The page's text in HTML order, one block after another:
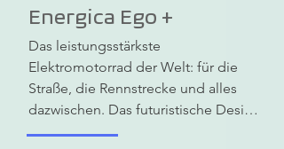
Energica Ego +
Das leistungsstärkste
Elektromotorrad der Welt: für die
Straße, die Rennstrecke und alles
dazwischen. Das futuristische Design
der Energica Ego +, die hochwertige